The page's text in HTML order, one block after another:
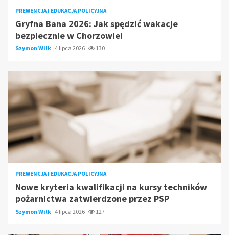
PREWENCJA I EDUKACJA POLICYJNA
Gryfna Bana 2026: Jak spędzić wakacje
bezpiecznie w Chorzowie!
Szymon Wilk 4 lipca 2026 130
PREWENCJA I EDUKACJA POLICYJNA
Nowe kryteria kwalifikacji na kursy techników
pożarnictwa zatwierdzone przez PSP
Szymon Wilk 4 lipca 2026 127